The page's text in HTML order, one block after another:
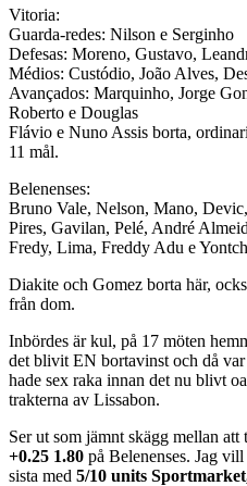
Vitoria:
Guarda-redes: Nilson e Serginho
Defesas: Moreno, Gustavo,
Médios: Custódio, João Alves,
Avançados: Marquinho, Jorge
Roberto e Douglas
Flávio e Nuno Assis borta,
11 mål.
Belenenses:
Bruno Vale, Nelson, Mano,
Pires, Gavilan, Pelé, André
Fredy, Lima, Freddy Adu e
Diakite och Gomez borta här,
från dom.
Inbördes är kul, på 17 möten
det blivit EN bortavinst och då
hade sex raka innan det nu blivt
trakterna av Lissabon.
Ser ut som jämnt skägg mellan
+0.25 1.80 på Belenenses. Jag
sista med 5/10 units